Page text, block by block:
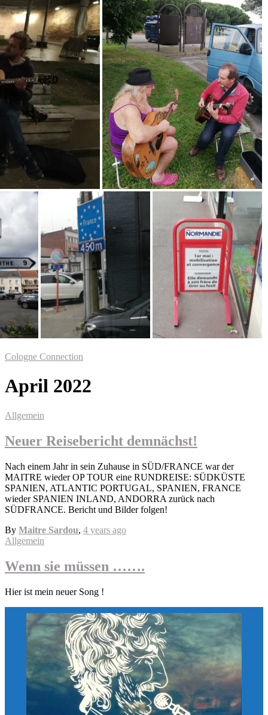
Cologne Connection
April 2022
Allgemein
Neuer Reisebericht demnächst!
Nach einem Jahr in sein Zuhause in SÜD/FRANCE war der
MAITRE wieder OP TOUR eine RUNDREISE: SÜDKÜSTE
SPANIEN, ATLANTIC PORTUGAL, SPANIEN, FRANCE
wieder SPANIEN INLAND, ANDORRA zurück nach
SÜDFRANCE. Bericht und Bilder folgen!
By Maitre Sardou, 4 years ago
Allgemein
Wenn sie müssen …….
Hier ist mein neuer Song !